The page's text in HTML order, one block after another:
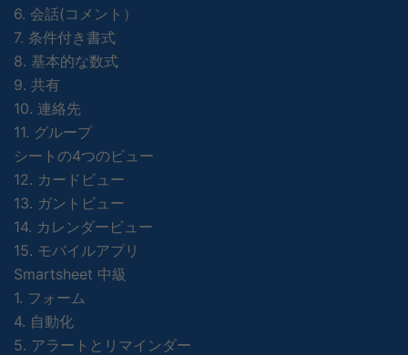
6. 会話(コメント）
7. 条件付き書式
8. 基本的な数式
9. 共有
10. 連絡先
11. グループ
シートの4つのビュー
12. カードビュー
13. ガントビュー
14. カレンダービュー
15. モバイルアプリ
Smartsheet 中級
1. フォーム
4. 自動化
5. アラートとリマインダー